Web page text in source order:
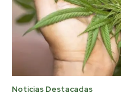
Noticias Destacadas